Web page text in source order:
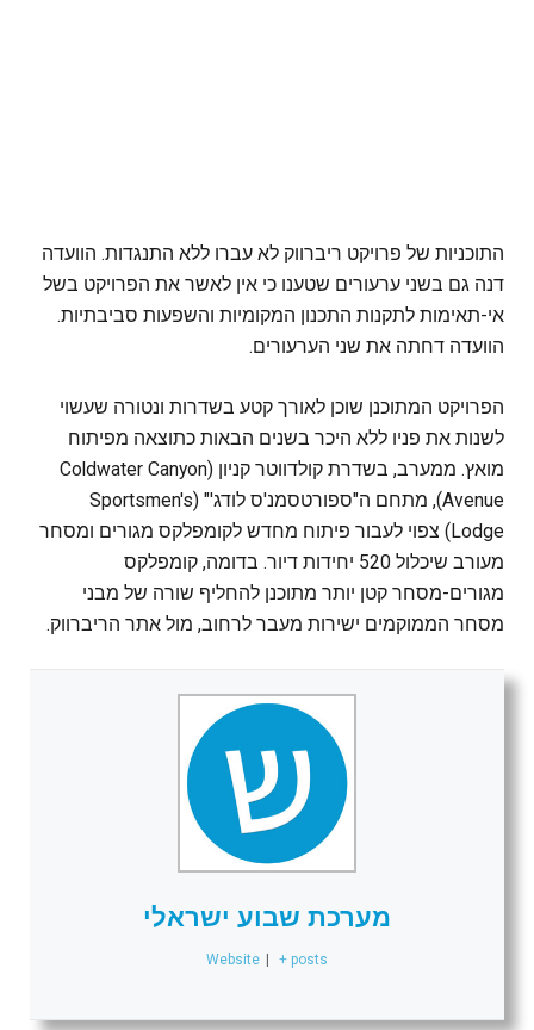
התוכניות של פרויקט ריברווק לא עברו ללא התנגדות. הוועדה
דנה גם בשני ערעורים שטענו כי אין לאשר את הפרויקט בשל
אי-תאימות לתקנות התכנון המקומיות והשפעות סביבתיות.
הוועדה דחתה את שני הערעורים.
הפרויקט המתוכנן שוכן לאורך קטע בשדרות ונטורה שעשוי
לשנות את פניו ללא היכר בשנים הבאות כתוצאה מפיתוח
מואץ. ממערב, בשדרת קולדווטר קניון (Coldwater Canyon
Avenue), מתחם ה"ספורטסמנ'ס לודג'" (Sportsmen's
Lodge) צפוי לעבור פיתוח מחדש לקומפלקס מגורים ומסחר
מעורב שיכלול 520 יחידות דיור. בדומה, קומפלקס
מגורים-מסחר קטן יותר מתוכנן להחליף שורה של מבני
מסחר הממוקמים ישירות מעבר לרחוב, מול אתר הריברווק.
מערכת שבוע ישראלי
Website | + posts